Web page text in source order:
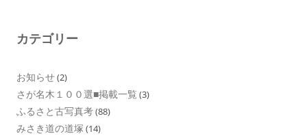
カテゴリー
お知らせ(2)
さが名木１００選■掲載一覧 (3)
ふるさと古写真考(88)
みさき道の道塚 (14)